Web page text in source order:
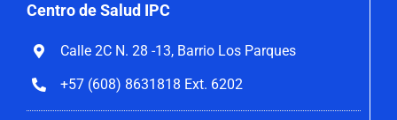
Centro de Salud IPC
Calle 2C N. 28 -13, Barrio Los Parques
+57 (608) 8631818 Ext. 6202